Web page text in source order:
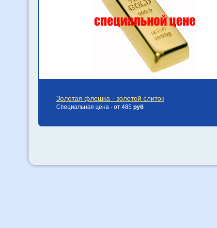
Золотая флешка - золотой слиток
Специальная цена - от 485 руб